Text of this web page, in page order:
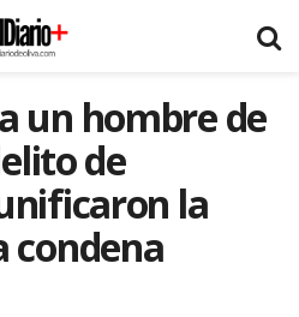
un hombre de
de
la
condena